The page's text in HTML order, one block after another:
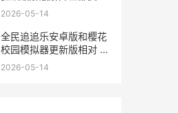
哪个好玩 全民消消星红包
2026-05-14
全民追追乐安卓版和樱花
校园模拟器更新版相对 全
民追求神器免费版
2026-05-14